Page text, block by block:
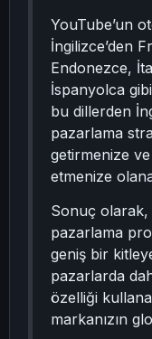
YouTube’un
İngilizce’den
Endonezce,
İspanyolca
bu dillerden
pazarlama
getirmenize
etmenize
Sonuç olarak,
pazarlama
geniş bir
pazarlarda
özelliği
markanızın